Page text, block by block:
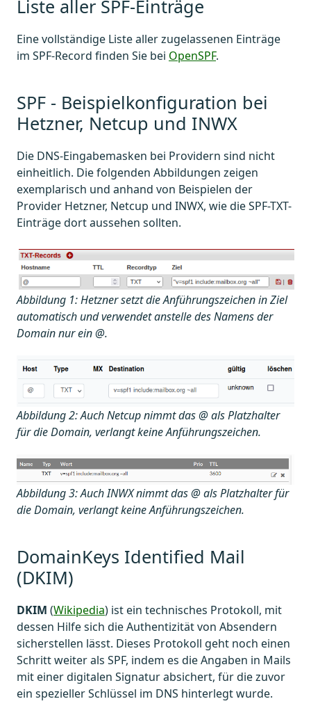
Liste aller SPF-Einträge
Eine vollständige Liste aller zugelassenen Einträge
im SPF-Record finden Sie bei OpenSPF.
SPF - Beispielkonfiguration bei
Hetzner, Netcup und INWX
Die DNS-Eingabemasken bei Providern sind nicht
einheitlich. Die folgenden Abbildungen zeigen
exemplarisch und anhand von Beispielen der
Provider Hetzner, Netcup und INWX, wie die SPF-TXT-
Einträge dort aussehen sollten.
Abbildung 1: Hetzner setzt die Anführungszeichen in Ziel
automatisch und verwendet anstelle des Namens der
Domain nur ein @.
Abbildung 2: Auch Netcup nimmt das @ als Platzhalter
für die Domain, verlangt keine Anführungszeichen.
Abbildung 3: Auch INWX nimmt das @ als Platzhalter für
die Domain, verlangt keine Anführungszeichen.
DomainKeys Identified Mail
(DKIM)
DKIM (Wikipedia) ist ein technisches Protokoll, mit
dessen Hilfe sich die Authentizität von Absendern
sicherstellen lässt. Dieses Protokoll geht noch einen
Schritt weiter als SPF, indem es die Angaben in Mails
mit einer digitalen Signatur absichert, für die zuvor
ein spezieller Schlüssel im DNS hinterlegt wurde.